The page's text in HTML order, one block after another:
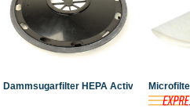
Dammsugarfilter HEPA Activa...